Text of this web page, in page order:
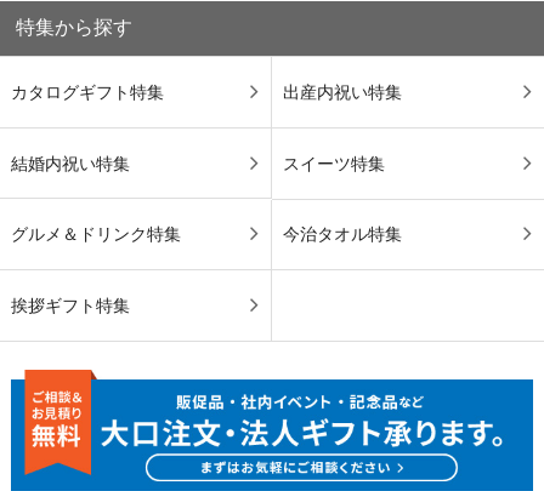
特集から探す
カタログギフト特集 出産内祝い特集
結婚内祝い特集 スイーツ特集
グルメ＆ドリンク特集 今治タオル特集
挨拶ギフト特集